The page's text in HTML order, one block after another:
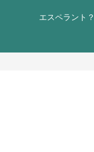
エスペラント？